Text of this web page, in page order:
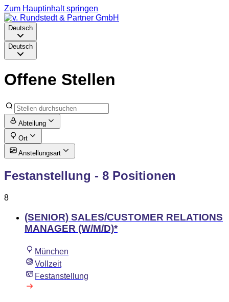
Zum Hauptinhalt springen
Deutsch
Deutsch
Offene Stellen
Abteilung
Ort
Anstellungsart
Festanstellung - 8 Positionen
8
(SENIOR) SALES/CUSTOMER RELATIONS
MANAGER (W/M/D)*
München
Vollzeit
Festanstellung